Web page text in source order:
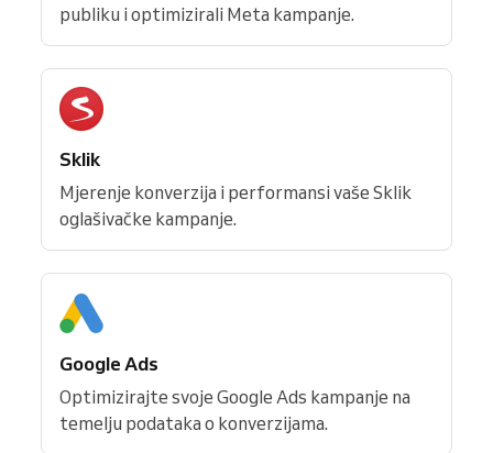
publiku i optimizirali Meta kampanje.
Sklik
Mjerenje konverzija i performansi vaše Sklik
oglašivačke kampanje.
Google Ads
Optimizirajte svoje Google Ads kampanje na
temelju podataka o konverzijama.